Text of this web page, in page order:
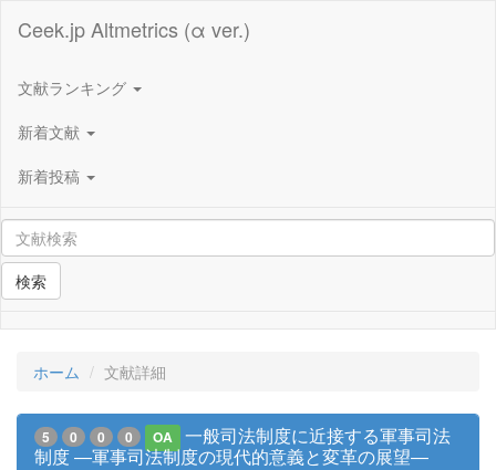
Ceek.jp Altmetrics (α ver.)
文献ランキング
新着文献
新着投稿
検索
ホーム 文献詳細
5 0 0 0 OA
一般司法制度に近接する軍事司法
制度 ―軍事司法制度の現代的意義と変革の展望―